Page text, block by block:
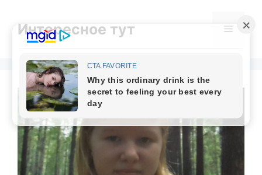
contentИнтересное тут Menu